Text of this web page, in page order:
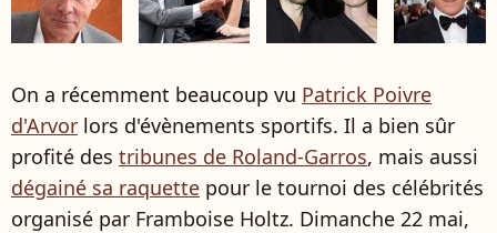
On a récemment beaucoup vu Patrick Poivre
d'Arvor lors d'évènements sportifs. Il a bien sûr
profité des tribunes de Roland-Garros, mais aussi
dégainé sa raquette pour le tournoi des célébrités
organisé par Framboise Holtz. Dimanche 22 mai,